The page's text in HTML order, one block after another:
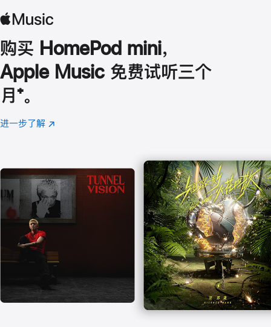
购买 HomePod mini，
Apple Music 免费试听三个
月 脚
注
⁺。
进一步了解 Apple
(在
口
中
打
开)